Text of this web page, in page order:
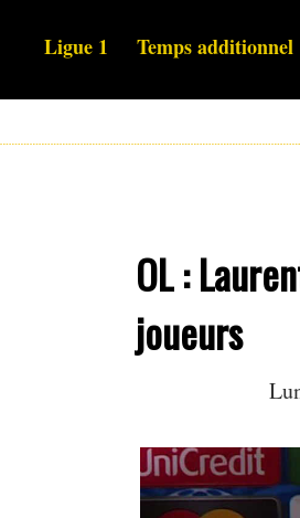
Ligue 1 Temps additionnel
OL :
joueurs